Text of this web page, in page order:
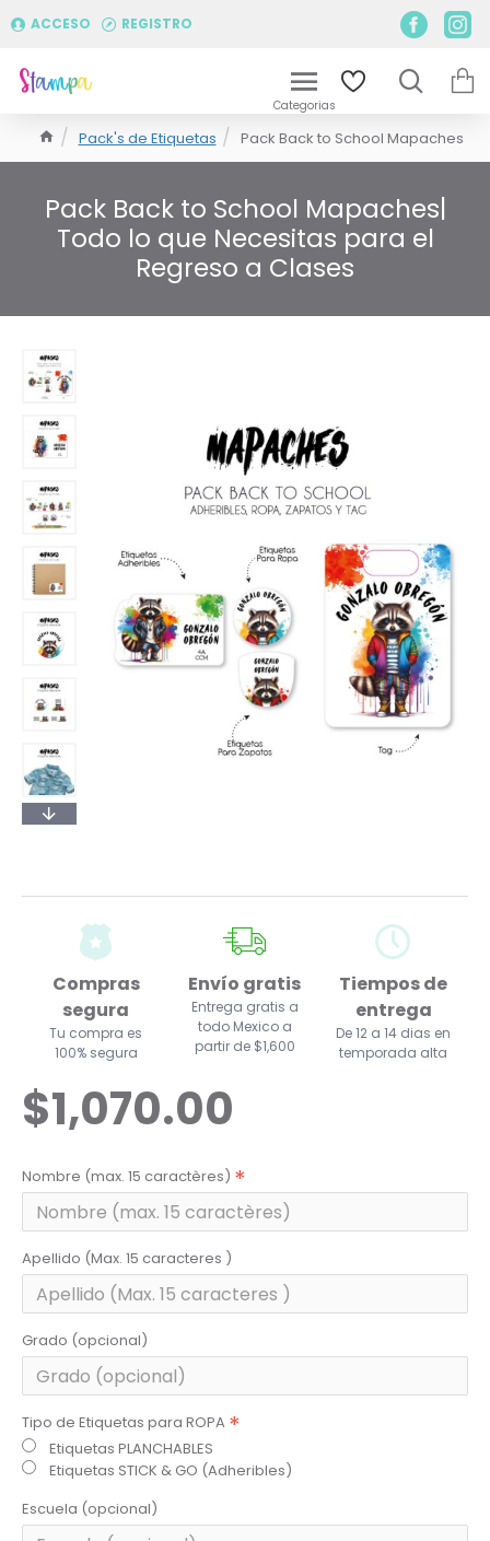
ACCESO REGISTRO
Pack's de Etiquetas Pack Back to School Mapaches
Pack Back to School Mapaches|
Todo lo que Necesitas para el
Regreso a Clases
Compras
segura
Tu compra es
100% segura
Envío gratis
Entrega gratis a
todo Mexico a
partir de $1,600
Tiempos de
entrega
De 12 a 14 dias en
temporada alta
$1,070.00
Nombre (max. 15 caractères)
Apellido (Max. 15 caracteres )
Grado (opcional)
Tipo de Etiquetas para ROPA
Etiquetas PLANCHABLES
Etiquetas STICK & GO (Adheribles)
Escuela (opcional)